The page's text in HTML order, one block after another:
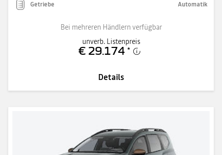
Getriebe Automatik
Bei mehreren Händlern verfügbar
unverb. Listenpreis
€ 29.174 *
Details